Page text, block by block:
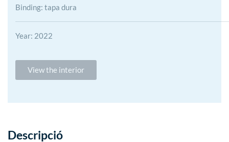
Binding: tapa dura
Year: 2022
View the interior
Descripció